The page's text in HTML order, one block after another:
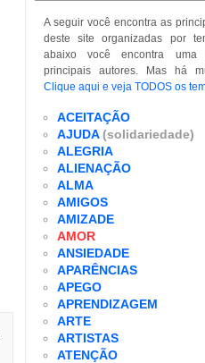
A seguir você encontra as
deste site organizadas por
abaixo você encontra
principais autores. Mas há
Clique aqui e veja TODOS os
ACEITAÇÃO
AJUDA(solidariedade)
ALEGRIA
ALIENAÇÃO
ALMA
AMIGOS
AMIZADE
AMOR
ANSIEDADE
APARÊNCIAS
APEGO
APRENDIZAGEM
ARTE
ARTISTAS
ATENÇÃO